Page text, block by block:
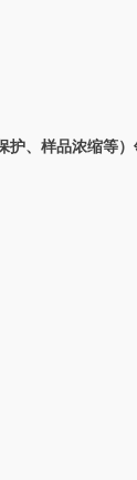
护、样品浓缩等）